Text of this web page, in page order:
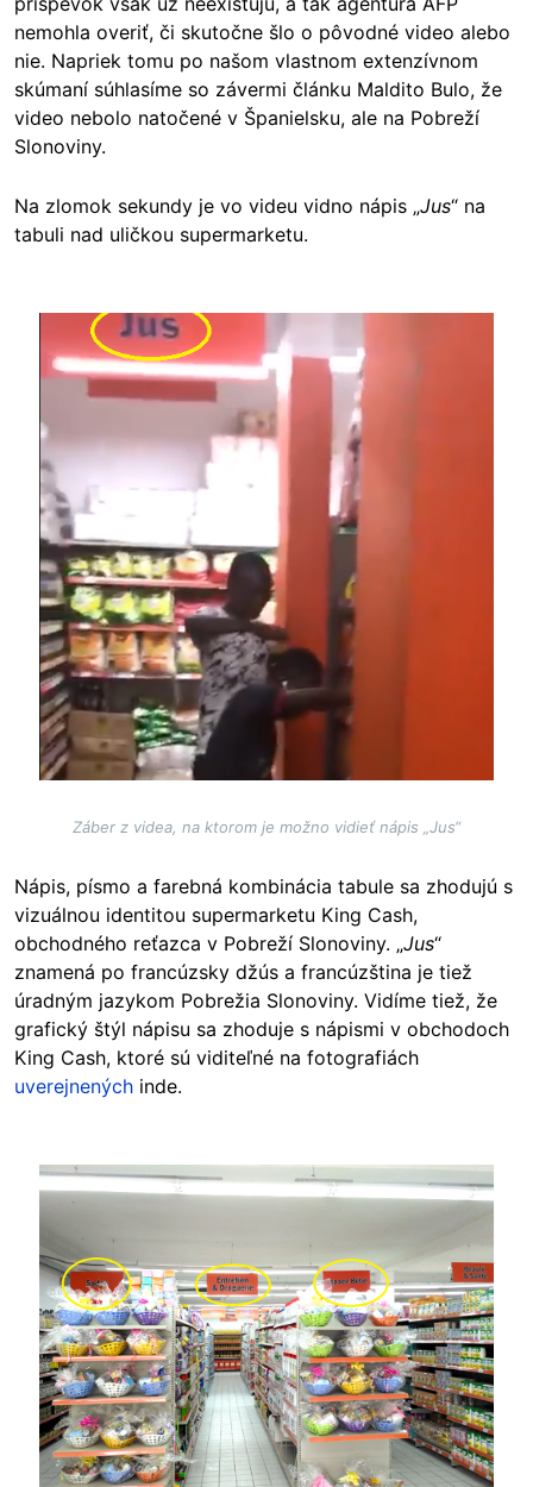
nemohla overiť, či skutočne šlo o pôvodné video alebo
nie. Napriek tomu po našom vlastnom extenzívnom
skúmaní súhlasíme so závermi článku Maldito Bulo, že
video nebolo natočené v Španielsku, ale na Pobreží
Slonoviny.
Na zlomok sekundy je vo videu vidno nápis „Jus“ na
tabuli nad uličkou supermarketu.
Záber z videa, na ktorom je možno vidieť nápis „Jus“
Nápis, písmo a farebná kombinácia tabule sa zhodujú s
vizuálnou identitou supermarketu King Cash,
obchodného reťazca v Pobreží Slonoviny. „Jus“
znamená po francúzsky džús a francúzština je tiež
úradným jazykom Pobrežia Slonoviny. Vidíme tiež, že
grafický štýl nápisu sa zhoduje s nápismi v obchodoch
King Cash, ktoré sú viditeľné na fotografiách
uverejnených inde.
Image